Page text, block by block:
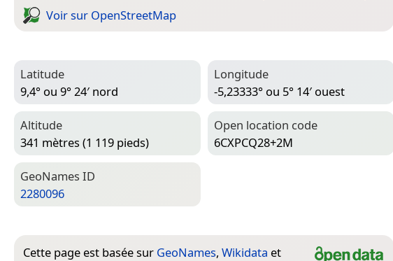
Voir sur Open­Street­Map
Latitude
9,4° ou 9° 24′ nord
Longitude
-5,23333° ou 5° 14′ ouest
Altitude
341 mètres (1 119 pieds)
Open location code
6CXPCQ28+2M
Geo­Names ID
2280096
Cette page est basée sur GeoNames, Wikidata et